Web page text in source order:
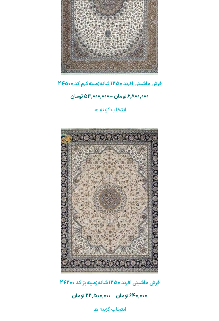
فرش ماشینی افرند 1250 شانه زمینه کرم کد 24500
6,800,000تومان–
54,000,000تومان
انتخاب گزینه ها
فرش ماشینی افرند 1250 شانه زمینه بژ کد 24200
640,000تومان–
22,500,000تومان
انتخاب گزینه ها